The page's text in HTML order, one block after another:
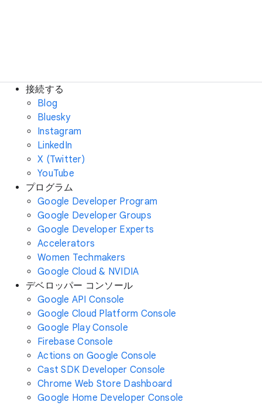
接続する
Blog
Bluesky
Instagram
LinkedIn
X (Twitter)
YouTube
プログラム
Google Developer Program
Google Developer Groups
Google Developer Experts
Accelerators
Women Techmakers
Google Cloud & NVIDIA
デベロッパー コンソール
Google API Console
Google Cloud Platform Console
Google Play Console
Firebase Console
Actions on Google Console
Cast SDK Developer Console
Chrome Web Store Dashboard
Google Home Developer Console